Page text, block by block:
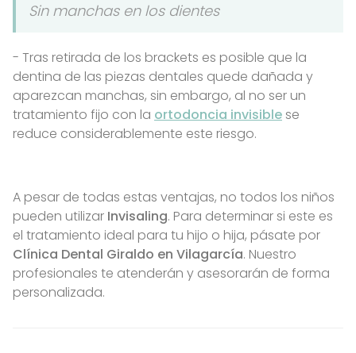
Sin manchas en los dientes
- Tras retirada de los brackets es posible que la
dentina de las piezas dentales quede dañada y
aparezcan manchas, sin embargo, al no ser un
tratamiento fijo con la ortodoncia invisible se
reduce considerablemente este riesgo.
A pesar de todas estas ventajas, no todos los niños
pueden utilizar Invisaling. Para determinar si este es
el tratamiento ideal para tu hijo o hija, pásate por
Clínica Dental Giraldo en Vilagarcía. Nuestro
profesionales te atenderán y asesorarán de forma
personalizada.